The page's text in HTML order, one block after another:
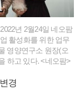
년 2월24일 네오팜
활성화를 위한 업무
영양연구소 원장(오
하고 있다. <네오팜>
경